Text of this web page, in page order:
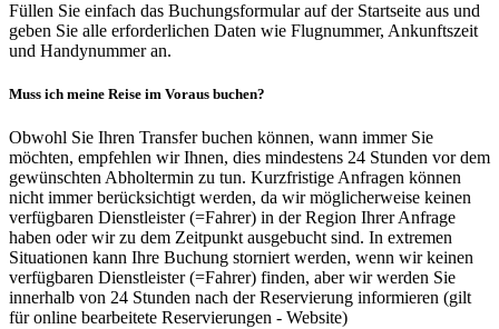
Füllen Sie einfach das Buchungsformular auf der Startseite aus und
geben Sie alle erforderlichen Daten wie Flugnummer, Ankunftszeit
und Handynummer an.
Muss ich meine Reise im Voraus buchen?
Obwohl Sie Ihren Transfer buchen können, wann immer Sie
möchten, empfehlen wir Ihnen, dies mindestens 24 Stunden vor dem
gewünschten Abholtermin zu tun. Kurzfristige Anfragen können
nicht immer berücksichtigt werden, da wir möglicherweise keinen
verfügbaren Dienstleister (=Fahrer) in der Region Ihrer Anfrage
haben oder wir zu dem Zeitpunkt ausgebucht sind. In extremen
Situationen kann Ihre Buchung storniert werden, wenn wir keinen
verfügbaren Dienstleister (=Fahrer) finden, aber wir werden Sie
innerhalb von 24 Stunden nach der Reservierung informieren (gilt
für online bearbeitete Reservierungen - Website)